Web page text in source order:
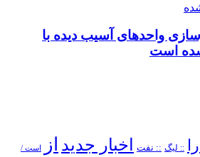
واحدهای آسیب دیده با
شده است
:: لیگ :: نفت اخبار جدید از است /